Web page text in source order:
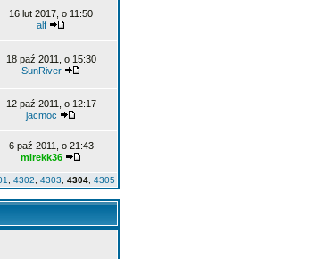
16 lut 2017, o 11:50
alf
18 paź 2011, o 15:30
SunRiver
12 paź 2011, o 12:17
jacmoc
6 paź 2011, o 21:43
mirekk36
4302 4303 4304 4305